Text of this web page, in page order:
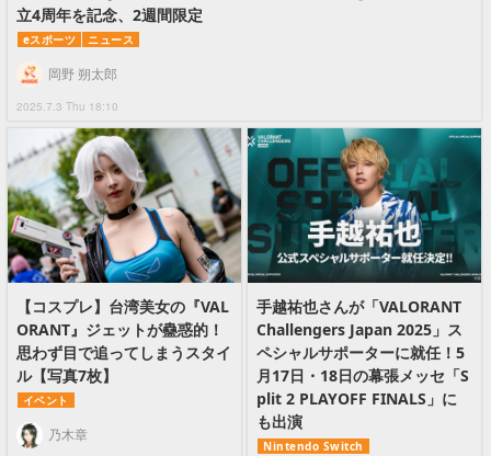
立4周年を記念、2週間限定
eスポーツ ニュース
2025.7.3 Thu 18:10
岡野 朔太郎
【コスプレ】台湾美女の『VAL
ORANT』ジェットが蠱惑的！
思わず目で追ってしまうスタイ
ル【写真7枚】
イベント
乃木章
手越祐也さんが「VALORANT
Challengers Japan 2025」ス
ペシャルサポーターに就任！5
月17日・18日の幕張メッセ「S
plit 2 PLAYOFF FINALS」に
も出演
Nintendo Switch